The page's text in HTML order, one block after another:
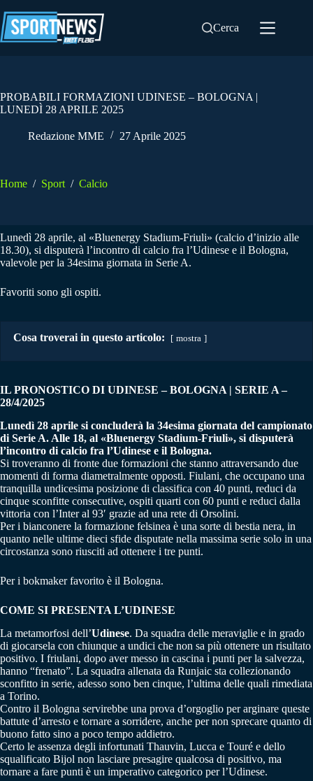
al
contenuto
Cerca
PROBABILI FORMAZIONI UDINESE – BOLOGNA |
LUNEDÌ 28 APRILE 2025
Redazione MME 27 Aprile 2025
Home / Sport / Calcio
Lunedì 28 aprile, al «Bluenergy Stadium-Friuli» (calcio d’inizio alle
18.30), si disputerà l’incontro di calcio fra l’Udinese e il Bologna,
valevole per la 34esima giornata in Serie A.
Favoriti sono gli ospiti.
Cosa troverai in questo articolo: mostra
IL PRONOSTICO DI UDINESE – BOLOGNA | SERIE A –
28/4/2025
Lunedì 28 aprile si concluderà la 34esima giornata del campionato
di Serie A. Alle 18, al «Bluenergy Stadium-Friuli», si disputerà
l’incontro di calcio fra l’Udinese e il Bologna.
Si troveranno di fronte due formazioni che stanno attraversando due
momenti di forma diametralmente opposti. Fiulani, che occupano una
tranquilla undicesima posizione di classifica con 40 punti, reduci da
cinque sconfitte consecutive, ospiti quarti con 60 punti e reduci dalla
vittoria con l’Inter al 93′ grazie ad una rete di Orsolini.
Per i bianconere la formazione felsinea è una sorte di bestia nera, in
quanto nelle ultime dieci sfide disputate nella massima serie solo in una
circostanza sono riusciti ad ottenere i tre punti.
Per i bokmaker favorito è il Bologna.
COME SI PRESENTA L’UDINESE
La metamorfosi dell’Udinese. Da squadra delle meraviglie e in grado
di giocarsela con chiunque a undici che non sa più ottenere un risultato
positivo. I friulani, dopo aver messo in cascina i punti per la salvezza,
hanno “frenato”. La squadra allenata da Runjaic sta collezionando
sconfitto in serie, adesso sono ben cinque, l’ultima delle quali rimediata
a Torino.
Contro il Bologna servirebbe una prova d’orgoglio per arginare queste
battute d’arresto e tornare a sorridere, anche per non sprecare quanto di
buono fatto sino a poco tempo addietro.
Certo le assenza degli infortunati Thauvin, Lucca e Touré e dello
squalificato Bijol non lasciare presagire qualcosa di positivo, ma
tornare a fare punti è un imperativo categorico per l’Udinese.